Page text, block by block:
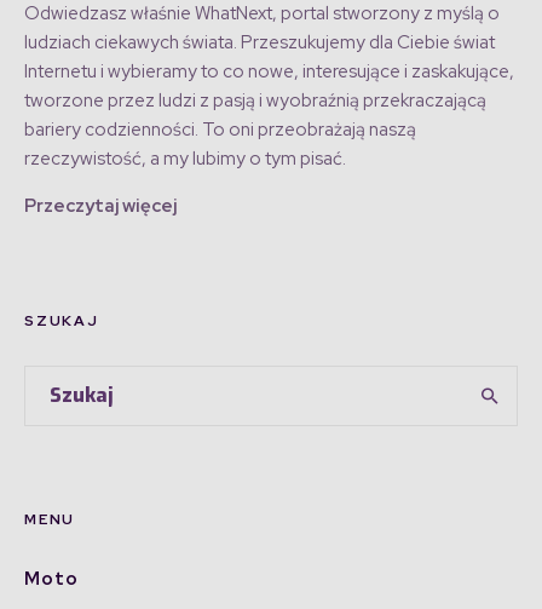
Odwiedzasz właśnie WhatNext, portal stworzony z myślą o
ludziach ciekawych świata. Przeszukujemy dla Ciebie świat
Internetu i wybieramy to co nowe, interesujące i zaskakujące,
tworzone przez ludzi z pasją i wyobraźnią przekraczającą
bariery codzienności. To oni przeobrażają naszą
rzeczywistość, a my lubimy o tym pisać.
Przeczytaj więcej
SZUKAJ
MENU
Moto